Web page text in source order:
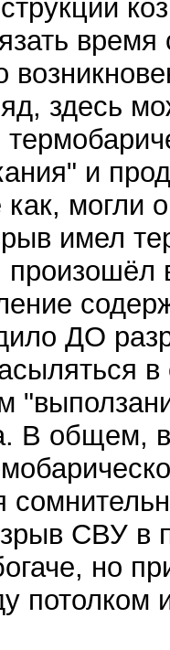
здесь
и
могли
имел
произошёл
ДО
в
В общем,
СВУ в
но
потолком